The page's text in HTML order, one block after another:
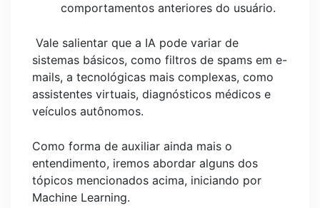
comportamentos anteriores do usuário.
Vale salientar que a IA pode variar de
sistemas básicos, como filtros de spams em e-
mails, a tecnológicas mais complexas, como
assistentes virtuais, diagnósticos médicos e
veículos autônomos.
Como forma de auxiliar ainda mais o
entendimento, iremos abordar alguns dos
tópicos mencionados acima, iniciando por
Machine Learning.